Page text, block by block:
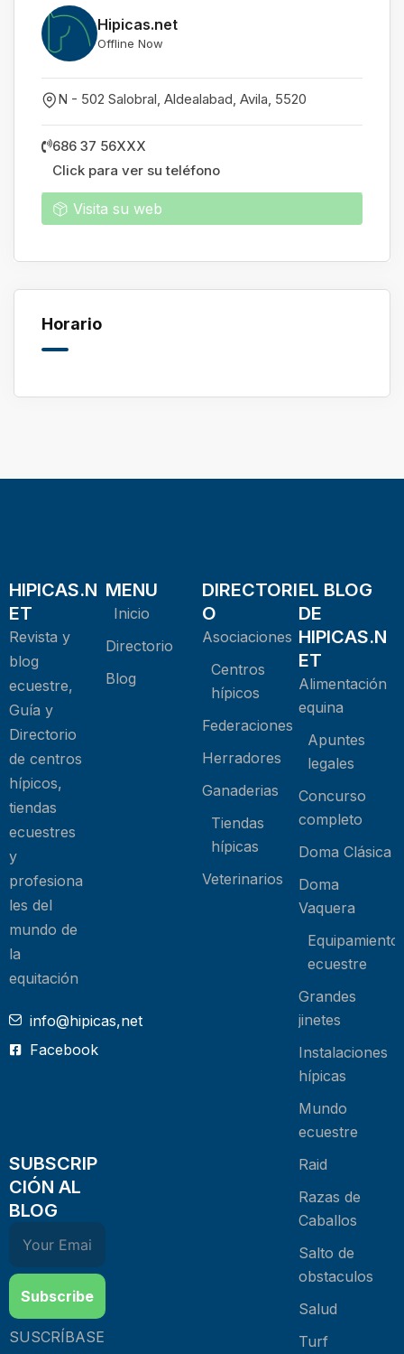
Hipicas.net
Offline Now
N - 502 Salobral, Aldealabad, Avila, 5520
686 37 56XXX
Click para ver su teléfono
Visita su web
Horario
HIPICAS.N
ET
Revista y
blog
ecuestre,
Guía y
Directorio
de centros
hípicos,
tiendas
ecuestres
y
profesiona
les del
mundo de
la
equitación
info@hipicas,net
Facebook
SUBSCRIP
CIÓN AL
BLOG
Subscribe
SUSCRÍBASE
MENU
Inicio
Directorio
Blog
DIRECTORI
O
Asociaciones
Centros
hípicos
Federaciones
Herradores
Ganaderias
Tiendas
hípicas
Veterinarios
EL BLOG
DE
HIPICAS.N
ET
Alimentación
equina
Apuntes
legales
Concurso
completo
Doma Clásica
Doma
Vaquera
Equipamiento
ecuestre
Grandes
jinetes
Instalaciones
hípicas
Mundo
ecuestre
Raid
Razas de
Caballos
Salto de
obstaculos
Salud
Turf